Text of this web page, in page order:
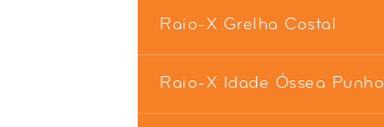
Raio-X Grelha Costal
Raio-X Idade Óssea Punho